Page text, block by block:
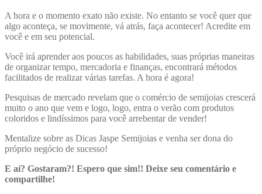
A hora e o momento exato não existe. No entanto se você quer que
algo aconteça, se movimente, vá atrás, faça acontecer! Acredite em
você e em seu potencial.
Você irá aprender aos poucos as habilidades, suas próprias maneiras
de organizar tempo, mercadoria e finanças, encontrará métodos
facilitados de realizar várias tarefas. A hora é agora!
Pesquisas de mercado revelam que o comércio de semijoias crescerá
muito o ano que vem e logo, logo, entra o verão com produtos
coloridos e lindíssimos para você arrebentar de vender!
Mentalize sobre as Dicas Jaspe Semijoias e venha ser dona do
próprio negócio de sucesso!
E aí? Gostaram?! Espero que sim!! Deixe seu comentário e
compartilhe!